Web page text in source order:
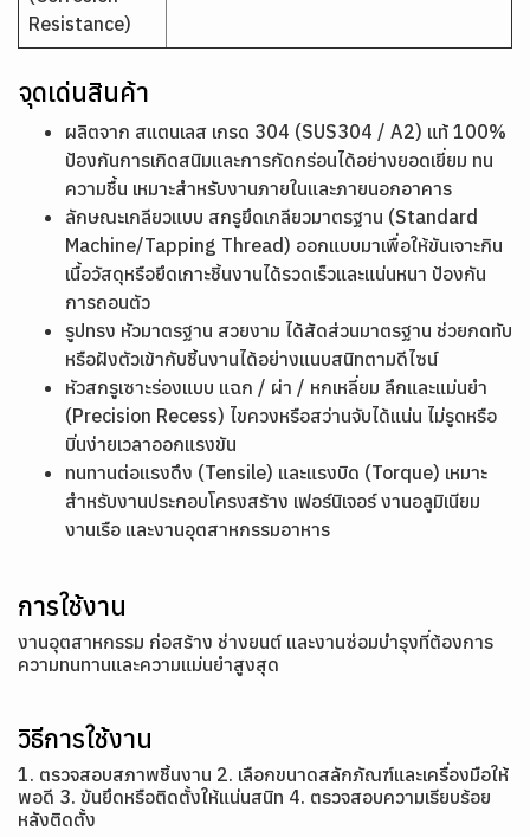
Resistance)
จุดเด่นสินค้า
ผลิตจาก สแตนเลส เกรด 304 (SUS304 / A2) แท้ 100%
ป้องกันการเกิดสนิมและการกัดกร่อนได้อย่างยอดเยี่ยม ทน
ความชื้น เหมาะสำหรับงานภายในและภายนอกอาคาร
ลักษณะเกลียวแบบ สกรูยึดเกลียวมาตรฐาน (Standard
Machine/Tapping Thread) ออกแบบมาเพื่อให้ขันเจาะกิน
เนื้อวัสดุหรือยึดเกาะชิ้นงานได้รวดเร็วและแน่นหนา ป้องกัน
การถอนตัว
รูปทรง หัวมาตรฐาน สวยงาม ได้สัดส่วนมาตรฐาน ช่วยกดทับ
หรือฝังตัวเข้ากับชิ้นงานได้อย่างแนบสนิทตามดีไซน์
หัวสกรูเซาะร่องแบบ แฉก / ผ่า / หกเหลี่ยม ลึกและแม่นยำ
(Precision Recess) ไขควงหรือสว่านจับได้แน่น ไม่รูดหรือ
บิ่นง่ายเวลาออกแรงขัน
ทนทานต่อแรงดึง (Tensile) และแรงบิด (Torque) เหมาะ
สำหรับงานประกอบโครงสร้าง เฟอร์นิเจอร์ งานอลูมิเนียม
งานเรือ และงานอุตสาหกรรมอาหาร
การใช้งาน
งานอุตสาหกรรม ก่อสร้าง ช่างยนต์ และงานซ่อมบำรุงที่ต้องการ
ความทนทานและความแม่นยำสูงสุด
วิธีการใช้งาน
1. ตรวจสอบสภาพชิ้นงาน 2. เลือกขนาดสลักภัณฑ์และเครื่องมือให้
พอดี 3. ขันยึดหรือติดตั้งให้แน่นสนิท 4. ตรวจสอบความเรียบร้อย
หลังติดตั้ง